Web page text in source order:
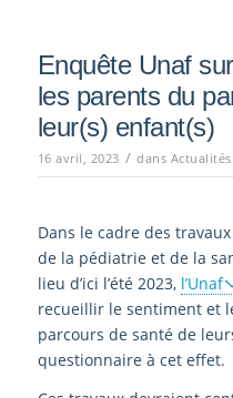
Enquête Unaf
les parents du
leur(s) enfant(s)
16 avril, 2023 / dans
Dans le cadre des
de la pédiatrie et de la
lieu d’ici l’été 2023, l’Unaf
recueillir le sentiment et
parcours de santé de
questionnaire à cet effet.